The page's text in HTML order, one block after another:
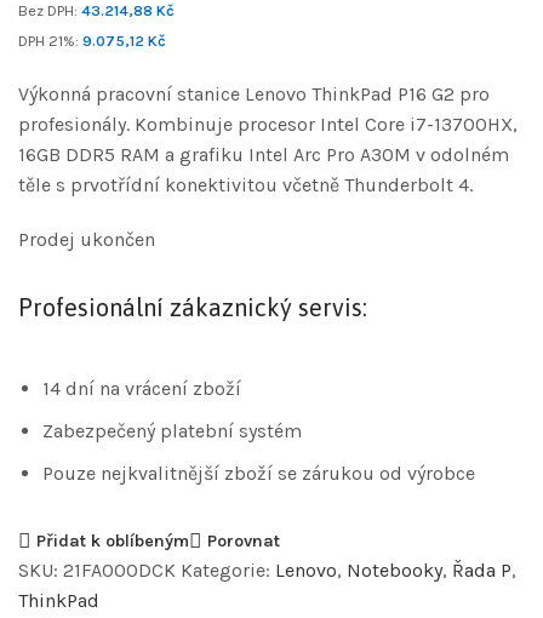
Bez DPH: 43.214,88 Kč
DPH 21%: 9.075,12 Kč
Výkonná pracovní stanice Lenovo ThinkPad P16 G2 pro
profesionály. Kombinuje procesor Intel Core i7-13700HX,
16GB DDR5 RAM a grafiku Intel Arc Pro A30M v odolném
těle s prvotřídní konektivitou včetně Thunderbolt 4.
Prodej ukončen
Profesionální zákaznický servis:
14 dní na vrácení zboží
Zabezpečený platební systém
Pouze nejkvalitnější zboží se zárukou od výrobce
Přidat k oblíbeným Porovnat
SKU: 21FA000DCK Kategorie: Lenovo, Notebooky, Řada P,
ThinkPad